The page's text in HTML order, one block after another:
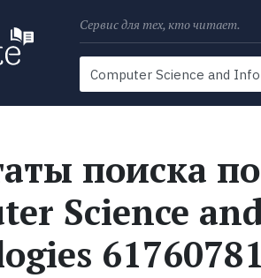
Сервис для тех, кто читает.
Поиск
Новости Рейтинги
поиска
Science